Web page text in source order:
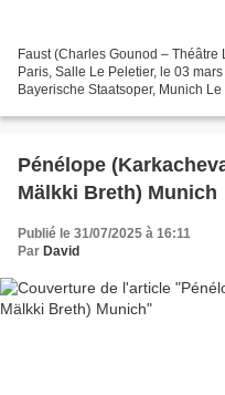
Faust (Charles Gounod –
Paris, Salle Le Peletier, le 03
Bayerische Staatsoper, Munich
Pénélope
Mälkki Breth) Munich
Publié le 31/07/2025 à 16:11
Par David